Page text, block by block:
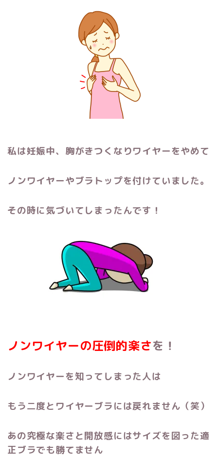
私は妊娠中、胸がきつくなりワイヤーをやめて
ノンワイヤーやブラトップを付けていました。
その時に気づいてしまったんです！
ノンワイヤーの圧倒的楽さを！
ノンワイヤーを知ってしまった人は
もう二度とワイヤーブラには戻れません（笑）
あの究極な楽さと開放感にはサイズを図った適
正ブラでも勝てません